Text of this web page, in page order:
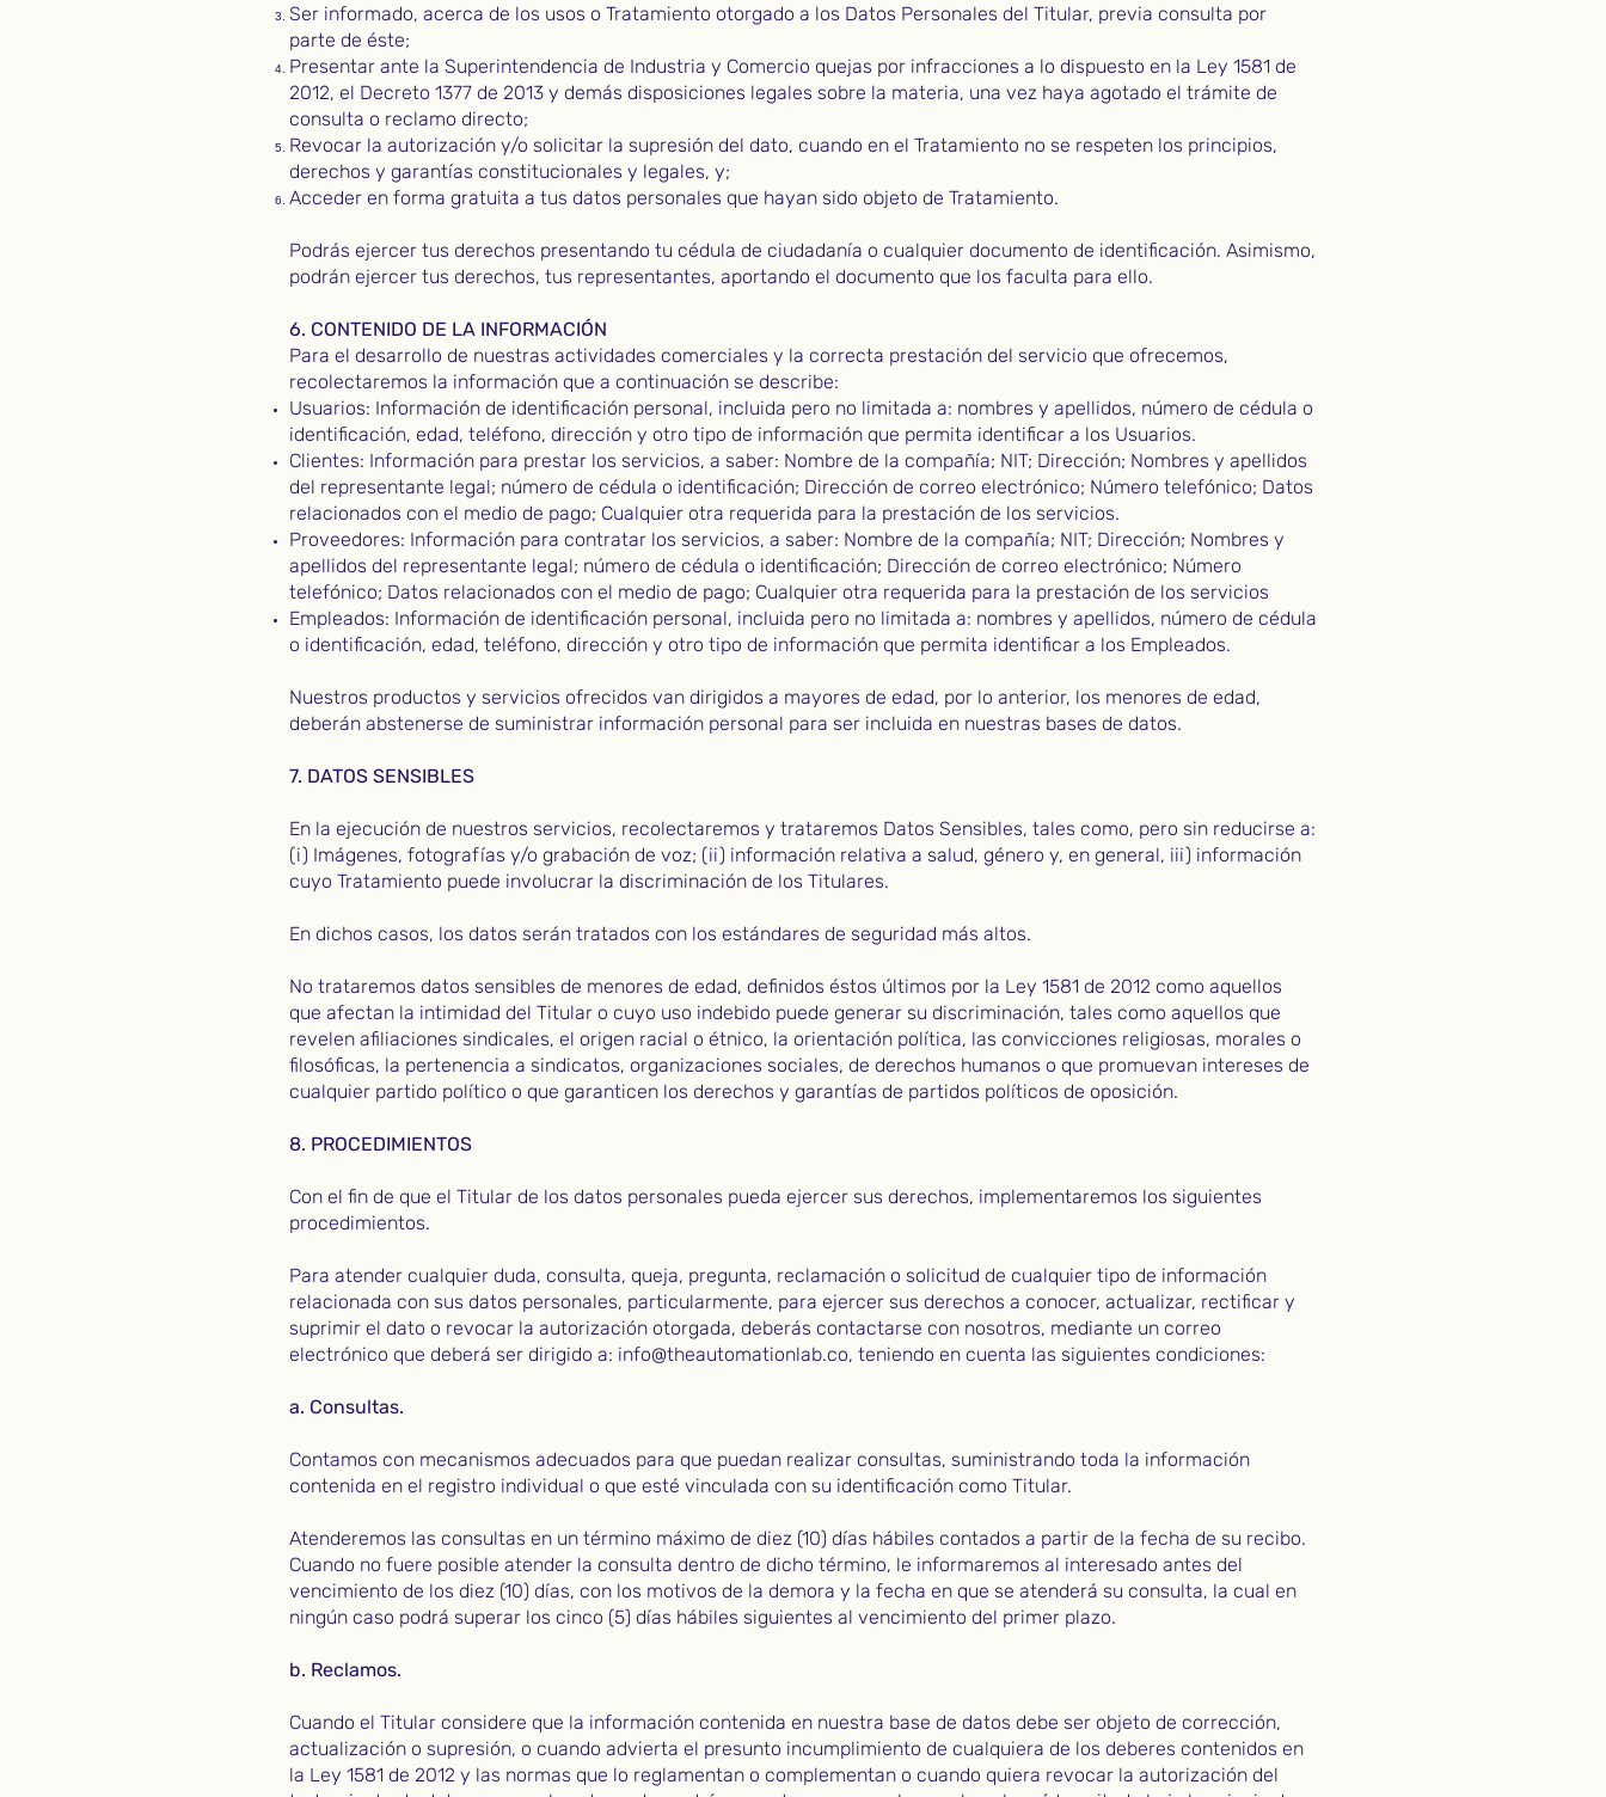
Ser informado, acerca de los usos o Tratamiento otorgado a los Datos Personales del Titular, previa consulta por
parte de éste;
Presentar ante la Superintendencia de Industria y Comercio quejas por infracciones a lo dispuesto en la Ley 1581 de
2012, el Decreto 1377 de 2013 y demás disposiciones legales sobre la materia, una vez haya agotado el trámite de
consulta o reclamo directo;
Revocar la autorización y/o solicitar la supresión del dato, cuando en el Tratamiento no se respeten los principios,
derechos y garantías constitucionales y legales, y;
Acceder en forma gratuita a tus datos personales que hayan sido objeto de Tratamiento.
Podrás ejercer tus derechos presentando tu cédula de ciudadanía o cualquier documento de identificación. Asimismo,
podrán ejercer tus derechos, tus representantes, aportando el documento que los faculta para ello.
6. CONTENIDO DE LA INFORMACIÓN
Para el desarrollo de nuestras actividades comerciales y la correcta prestación del servicio que ofrecemos,
recolectaremos la información que a continuación se describe:
Usuarios: Información de identificación personal, incluida pero no limitada a: nombres y apellidos, número de cédula o
identificación, edad, teléfono, dirección y otro tipo de información que permita identificar a los Usuarios.
Clientes: Información para prestar los servicios, a saber: Nombre de la compañía; NIT; Dirección; Nombres y apellidos
del representante legal; número de cédula o identificación; Dirección de correo electrónico; Número telefónico; Datos
relacionados con el medio de pago; Cualquier otra requerida para la prestación de los servicios.
Proveedores: Información para contratar los servicios, a saber: Nombre de la compañía; NIT; Dirección; Nombres y
apellidos del representante legal; número de cédula o identificación; Dirección de correo electrónico; Número
telefónico; Datos relacionados con el medio de pago; Cualquier otra requerida para la prestación de los servicios
Empleados: Información de identificación personal, incluida pero no limitada a: nombres y apellidos, número de cédula
o identificación, edad, teléfono, dirección y otro tipo de información que permita identificar a los Empleados.
Nuestros productos y servicios ofrecidos van dirigidos a mayores de edad, por lo anterior, los menores de edad,
deberán abstenerse de suministrar información personal para ser incluida en nuestras bases de datos.
7. DATOS SENSIBLES
En la ejecución de nuestros servicios, recolectaremos y trataremos Datos Sensibles, tales como, pero sin reducirse a:
(i) Imágenes, fotografías y/o grabación de voz; (ii) información relativa a salud, género y, en general, iii) información
cuyo Tratamiento puede involucrar la discriminación de los Titulares.
En dichos casos, los datos serán tratados con los estándares de seguridad más altos.
No trataremos datos sensibles de menores de edad, definidos éstos últimos por la Ley 1581 de 2012 como aquellos
que afectan la intimidad del Titular o cuyo uso indebido puede generar su discriminación, tales como aquellos que
revelen afiliaciones sindicales, el origen racial o étnico, la orientación política, las convicciones religiosas, morales o
filosóficas, la pertenencia a sindicatos, organizaciones sociales, de derechos humanos o que promuevan intereses de
cualquier partido político o que garanticen los derechos y garantías de partidos políticos de oposición.
8. PROCEDIMIENTOS
Con el fin de que el Titular de los datos personales pueda ejercer sus derechos, implementaremos los siguientes
procedimientos.
Para atender cualquier duda, consulta, queja, pregunta, reclamación o solicitud de cualquier tipo de información
relacionada con sus datos personales, particularmente, para ejercer sus derechos a conocer, actualizar, rectificar y
suprimir el dato o revocar la autorización otorgada, deberás contactarse con nosotros, mediante un correo
electrónico que deberá ser dirigido a: info@theautomationlab.co, teniendo en cuenta las siguientes condiciones:
a. Consultas.
Contamos con mecanismos adecuados para que puedan realizar consultas, suministrando toda la información
contenida en el registro individual o que esté vinculada con su identificación como Titular.
Atenderemos las consultas en un término máximo de diez (10) días hábiles contados a partir de la fecha de su recibo.
Cuando no fuere posible atender la consulta dentro de dicho término, le informaremos al interesado antes del
vencimiento de los diez (10) días, con los motivos de la demora y la fecha en que se atenderá su consulta, la cual en
ningún caso podrá superar los cinco (5) días hábiles siguientes al vencimiento del primer plazo.
b. Reclamos.
Cuando el Titular considere que la información contenida en nuestra base de datos debe ser objeto de corrección,
actualización o supresión, o cuando advierta el presunto incumplimiento de cualquiera de los deberes contenidos en
la Ley 1581 de 2012 y las normas que lo reglamentan o complementan o cuando quiera revocar la autorización del